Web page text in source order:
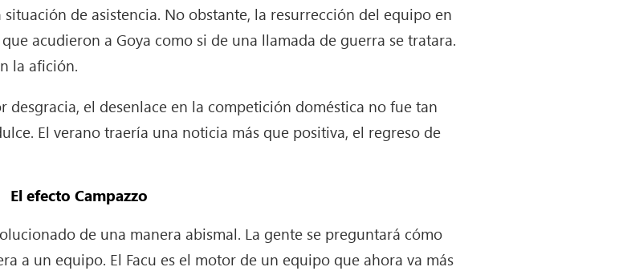
de asistencia. No obstante, la resurrección del equipo en
acudieron a Goya como si de una llamada de guerra se tratara.
la afición.
desgracia, el desenlace en la competición doméstica no fue tan
El verano traería una noticia más que positiva, el regreso de
El efecto Campazzo
de una manera abismal. La gente se preguntará cómo
a un equipo. El Facu es el motor de un equipo que ahora va más